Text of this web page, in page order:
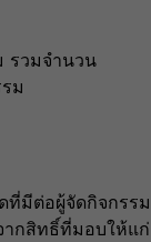
รวมจำนวน
ม
ที่มีต่อผู้จัดกิจกรรม
กสิทธิ์ที่มอบให้แก่